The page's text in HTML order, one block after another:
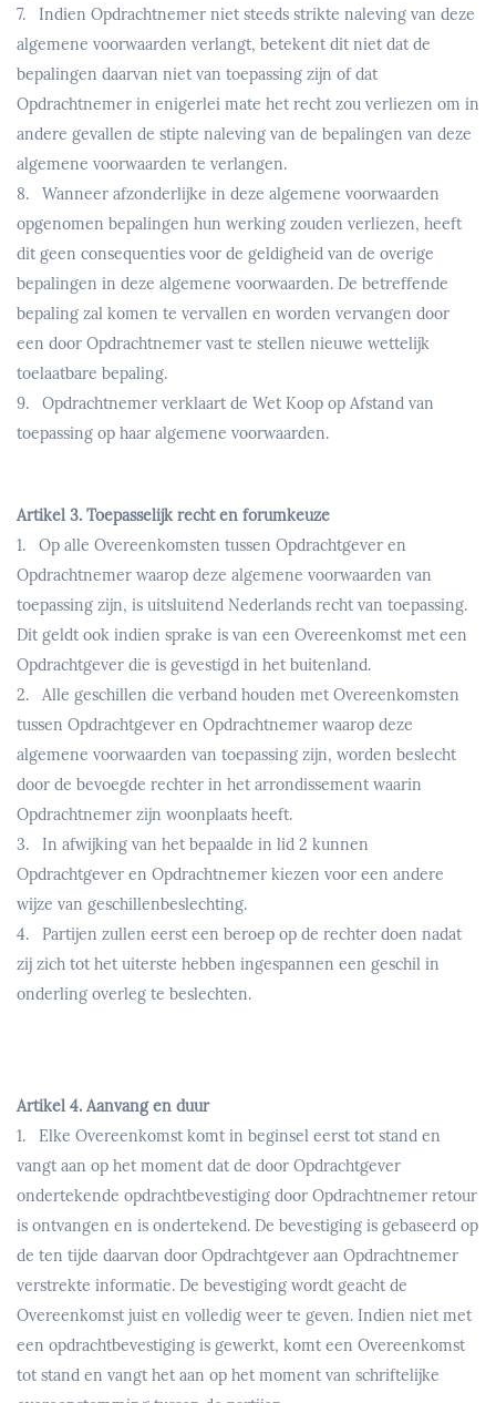
7. Indien Opdrachtnemer niet steeds strikte naleving van deze
algemene voorwaarden verlangt, betekent dit niet dat de
bepalingen daarvan niet van toepassing zijn of dat
Opdrachtnemer in enigerlei mate het recht zou verliezen om in
andere gevallen de stipte naleving van de bepalingen van deze
algemene voorwaarden te verlangen.
8. Wanneer afzonderlijke in deze algemene voorwaarden
opgenomen bepalingen hun werking zouden verliezen, heeft
dit geen consequenties voor de geldigheid van de overige
bepalingen in deze algemene voorwaarden. De betreffende
bepaling zal komen te vervallen en worden vervangen door
een door Opdrachtnemer vast te stellen nieuwe wettelijk
toelaatbare bepaling.
9. Opdrachtnemer verklaart de Wet Koop op Afstand van
toepassing op haar algemene voorwaarden.
Artikel 3. Toepasselijk recht en forumkeuze
1. Op alle Overeenkomsten tussen Opdrachtgever en
Opdrachtnemer waarop deze algemene voorwaarden van
toepassing zijn, is uitsluitend Nederlands recht van toepassing.
Dit geldt ook indien sprake is van een Overeenkomst met een
Opdrachtgever die is gevestigd in het buitenland.
2. Alle geschillen die verband houden met Overeenkomsten
tussen Opdrachtgever en Opdrachtnemer waarop deze
algemene voorwaarden van toepassing zijn, worden beslecht
door de bevoegde rechter in het arrondissement waarin
Opdrachtnemer zijn woonplaats heeft.
3. In afwijking van het bepaalde in lid 2 kunnen
Opdrachtgever en Opdrachtnemer kiezen voor een andere
wijze van geschillenbeslechting.
4. Partijen zullen eerst een beroep op de rechter doen nadat
zij zich tot het uiterste hebben ingespannen een geschil in
onderling overleg te beslechten.
Artikel 4. Aanvang en duur
1. Elke Overeenkomst komt in beginsel eerst tot stand en
vangt aan op het moment dat de door Opdrachtgever
ondertekende opdrachtbevestiging door Opdrachtnemer retour
is ontvangen en is ondertekend. De bevestiging is gebaseerd op
de ten tijde daarvan door Opdrachtgever aan Opdrachtnemer
verstrekte informatie. De bevestiging wordt geacht de
Overeenkomst juist en volledig weer te geven. Indien niet met
een opdrachtbevestiging is gewerkt, komt een Overeenkomst
tot stand en vangt het aan op het moment van schriftelijke